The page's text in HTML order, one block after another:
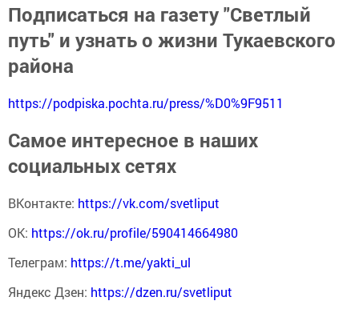
Подписаться на газету "Светлый
путь" и узнать о жизни Тукаевского
района
https://podpiska.pochta.ru/press/%D0%9F9511
Самое интересное в наших
социальных сетях
ВКонтакте: https://vk.com/svetliput
ОК: https://ok.ru/profile/590414664980
Телеграм: https://t.me/yakti_ul
Яндекс Дзен: https://dzen.ru/svetliput